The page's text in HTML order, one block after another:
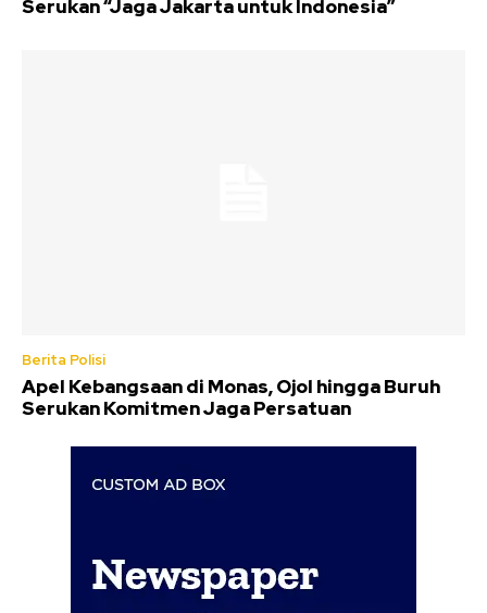
Serukan “Jaga Jakarta untuk Indonesia”
Berita Polisi
Apel Kebangsaan di Monas, Ojol hingga Buruh
Serukan Komitmen Jaga Persatuan